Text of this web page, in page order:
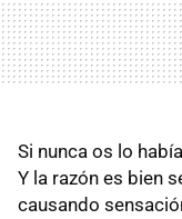
Si nunca os lo
Y la razón es bien
causando